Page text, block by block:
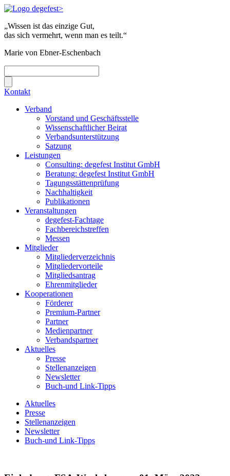
„Wissen ist das einzige Gut,
das sich vermehrt, wenn man es teilt.“
Marie von Ebner-Eschenbach
Kontakt
Verband
Vorstand und Geschäftsstelle
Wissenschaftlicher Beirat
Verbandsunterstützung
Satzung
Leistungen
Consulting: degefest Institut GmbH
Beratung: degefest Institut GmbH
Tagungsstättenprüfung
Nachhaltigkeit
Publikationen
Veranstaltungen
degefest-Fachtage
Fachbereichstreffen
Messen
Mitglieder
Mitgliederverzeichnis
Mitgliedervorteile
Mitgliedsantrag
Ehrenmitglieder
Kooperationen
Förderer
Premium-Partner
Partner
Medienpartner
Verbandspartner
Aktuelles
Presse
Stellenanzeigen
Newsletter
Buch-und Link-Tipps
Aktuelles
Presse
Stellenanzeigen
Newsletter
Buch-und Link-Tipps